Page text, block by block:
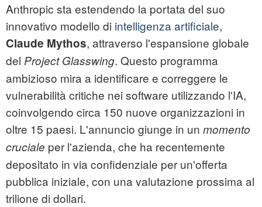
Anthropic sta estendendo la portata del suo
innovativo modello di intelligenza artificiale,
Claude Mythos, attraverso l'espansione globale
del Project Glasswing. Questo programma
ambizioso mira a identificare e correggere le
vulnerabilità critiche nei software utilizzando l'IA,
coinvolgendo circa 150 nuove organizzazioni in
oltre 15 paesi. L'annuncio giunge in un momento
cruciale per l'azienda, che ha recentemente
depositato in via confidenziale per un'offerta
pubblica iniziale, con una valutazione prossima al
trilione di dollari.